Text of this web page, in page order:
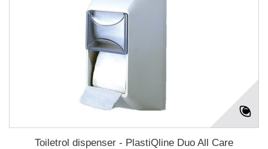
Toiletrol dispenser - PlastiQline Duo All Care